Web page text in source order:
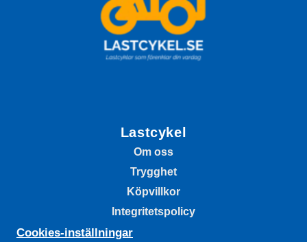
Lastcykel
Om oss
Trygghet
Köpvillkor
Integritetspolicy
Cookies-inställningar